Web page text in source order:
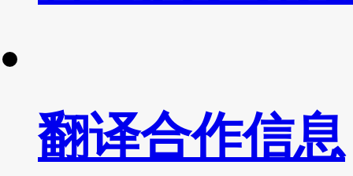
翻译合作信息